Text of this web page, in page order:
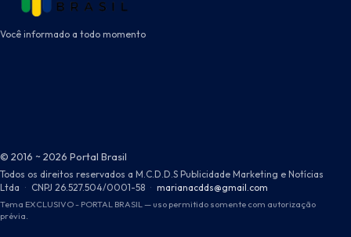
Você informado a todo momento
© 2016 ~ 2026 Portal Brasil
Todos os direitos reservados a M.C.D.D.S Publicidade Marketing e Notícias
Ltda · CNPJ 26.527.504/0001-58 · marianacdds@gmail.com
Tema EXCLUSIVO - PORTAL BRASIL — uso permitido somente com autorização
prévia.